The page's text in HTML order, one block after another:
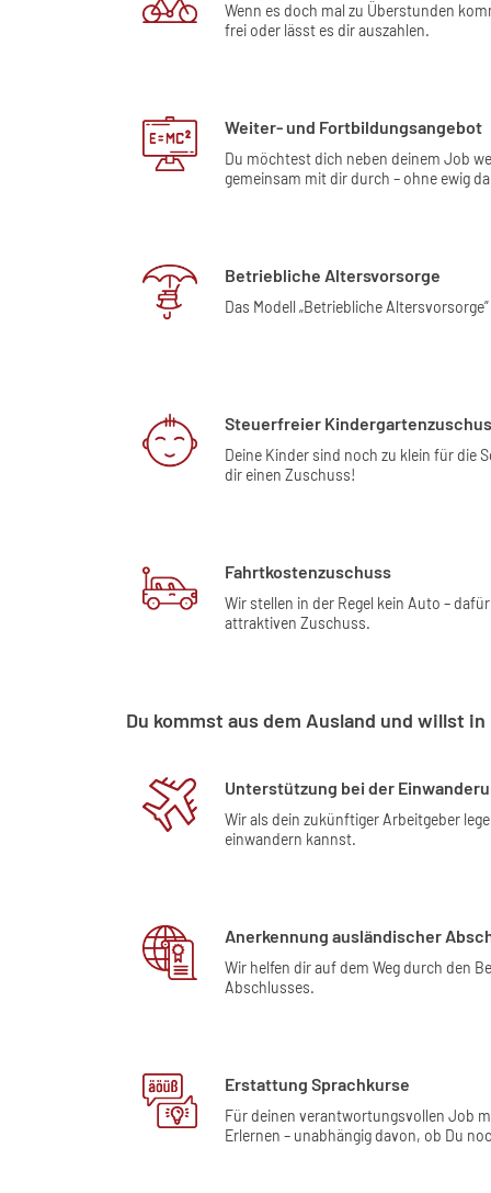
Wenn es doch mal zu Überstunden
frei oder lässt es dir auszahlen.
Weiter- und Fortbildungsangebot
Du möchtest dich neben deinem Job
gemeinsam mit dir durch – ohne ewig
Betriebliche Altersvorsorge
Das Modell „Betriebliche
Steuerfreier
Deine Kinder sind noch zu klein für die
dir einen Zuschuss!
Fahrtkostenzuschuss
Wir stellen in der Regel kein Auto –
attraktiven Zuschuss.
Du kommst aus dem Ausland und willst
Unterstützung bei der
Wir als dein zukünftiger Arbeitgeber
einwandern kannst.
Anerkennung ausländischer
Wir helfen dir auf dem Weg durch den
Abschlusses.
Erstattung Sprachkurse
Für deinen verantwortungsvollen Job
Erlernen – unabhängig davon, ob Du